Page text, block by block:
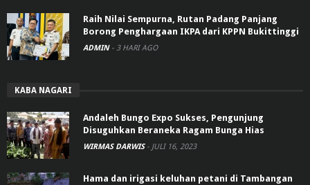
Raih Nilai Sempurna, Rutan Padang Panjang
Borong Penghargaan IKPA dari KPPN Bukittinggi
ADMIN - 3 HARI AGO
KABA NAGARI
Andaleh Bungo Expo Sukses, Pengunjung
Disuguhkan Beraneka Ragam Bunga Hias
WIRMAS DARWIS - JULI 16, 2023
Hama dan irigasi keluhan petani di Tambangan